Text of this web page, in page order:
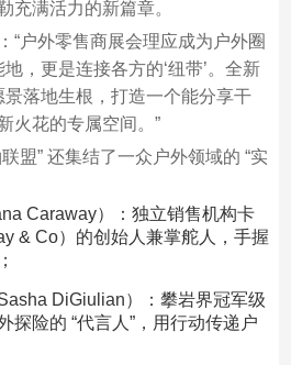
充满活力的新篇章。​
“户外零售商展会理应成为户外圈
地，更是连接各方的‘纽带’。全新
景落地生根，打造一个能分享干
火花的专属空间。”​
盟” 还集结了一众户外领域的 “实
Caraway）：独立销售机构卡
& Co）的创始人兼掌舵人，手握
DiGiulian）：攀岩界冠军级
探险的 “代言人”，用行动传递户